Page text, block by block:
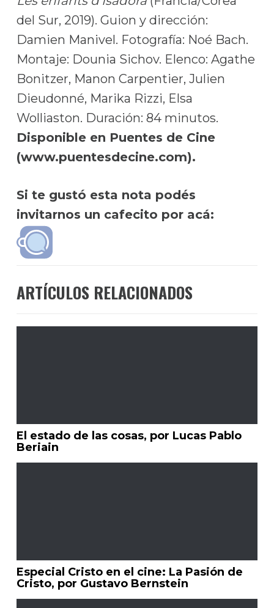
del Sur, 2019). Guion y dirección:
Damien Manivel. Fotografía: Noé Bach.
Montaje: Dounia Sichov. Elenco: Agathe
Bonitzer, Manon Carpentier, Julien
Dieudonné, Marika Rizzi, Elsa
Wolliaston. Duración: 84 minutos.
Disponible en Puentes de Cine
(www.puentesdecine.com).
Si te gustó esta nota podés
invitarnos un cafecito por acá:
ARTÍCULOS RELACIONADOS
El estado de las cosas, por Lucas Pablo
Beriain
Especial Cristo en el cine: La Pasión de
Cristo, por Gustavo Bernstein